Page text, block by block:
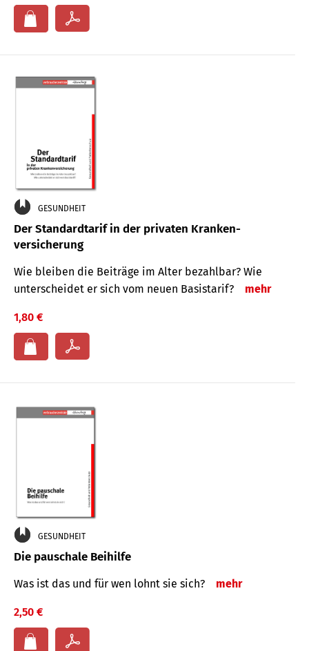
GESUNDHEIT
Der Standard­tarif in der privaten Kranken­
versicherung
Wie bleiben die Beiträge im Alter bezahlbar? Wie
unterscheidet er sich vom neuen Basistarif?
mehr
1,80 €
GESUNDHEIT
Die pauschale Beihilfe
Was ist das und für wen lohnt sie sich? mehr
2,50 €